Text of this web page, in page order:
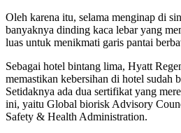
Oleh karena itu, selama menginap di
banyaknya dinding kaca lebar yang
luas untuk menikmati garis pantai
Sebagai hotel bintang lima, Hyatt
memastikan kebersihan di hotel sudah
Setidaknya ada dua sertifikat yang
ini, yaitu Global biorisk Advisory
Safety & Health Administration.